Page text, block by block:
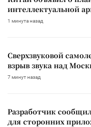
интеллектуальной
1 минута назад
Сверхзвуковой
взрыв звука над
7 минут назад
Разработчик
для сторонних